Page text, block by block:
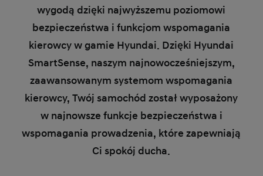
wygodą dzięki najwyższemu poziomowi
bezpieczeństwa i funkcjom wspomagania
kierowcy w gamie Hyundai. Dzięki Hyundai
SmartSense, naszym najnowocześniejszym,
zaawansowanym systemom wspomagania
kierowcy, Twój samochód został wyposażony
w najnowsze funkcje bezpieczeństwa i
wspomagania prowadzenia, które zapewniają
Ci spokój ducha.